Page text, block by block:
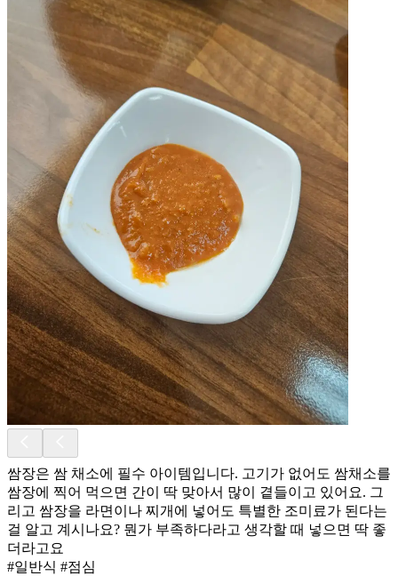
쌈장은 쌈 채소에 필수 아이템입니다. 고기가 없어도 쌈채소를
쌈장에 찍어 먹으면 간이 딱 맞아서 많이 곁들이고 있어요. 그
리고 쌈장을 라면이나 찌개에 넣어도 특별한 조미료가 된다는
걸 알고 계시나요? 뭔가 부족하다라고 생각할 때 넣으면 딱 좋
더라고요
#일반식 #점심